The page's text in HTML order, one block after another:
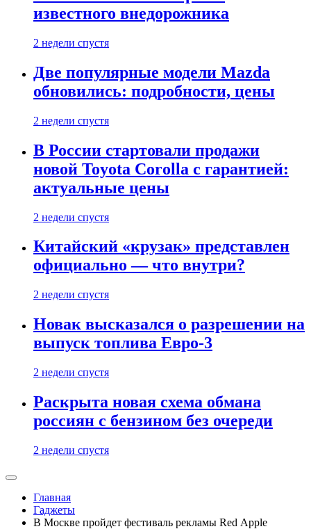
известного внедорожника
2 недели спустя
Две популярные модели Mazda
обновились: подробности, цены
2 недели спустя
В России стартовали продажи
новой Toyota Corolla с гарантией:
актуальные цены
2 недели спустя
Китайский «крузак» представлен
официально — что внутри?
2 недели спустя
Новак высказался о разрешении на
выпуск топлива Евро-3
2 недели спустя
Раскрыта новая схема обмана
россиян с бензином без очереди
2 недели спустя
Главная
Гаджеты
В Москве пройдет фестиваль рекламы Red Apple